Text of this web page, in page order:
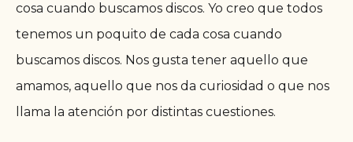
cosa cuando buscamos discos. Yo creo que todos
tenemos un poquito de cada cosa cuando
buscamos discos. Nos gusta tener aquello que
amamos, aquello que nos da curiosidad o que nos
llama la atención por distintas cuestiones.